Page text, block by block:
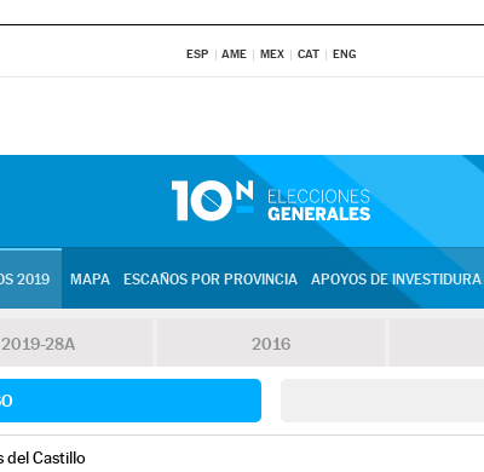
ESP AME MEX CAT ENG
2019 MAPA ESCAÑOS POR PROVINCIA APOYOS DE INVESTIDURA
2019-28A 2016
del Castillo